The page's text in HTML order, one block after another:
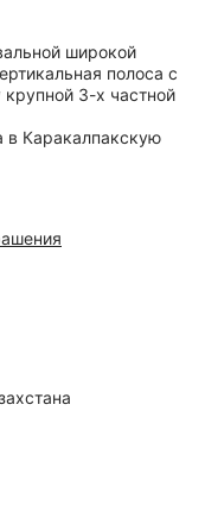
широкой
полоса с
3-х частной
в Каракалпакскую